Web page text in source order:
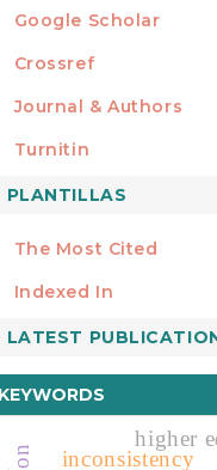
Google Scholar
MIEMBRO DE
Crossref
Journal & Authors
Turnitin
FORMATOS
PLANTILLAS
Manuscript
ESTADÍSTICOS
The Most Cited
Indexed In
LATEST
KEYWORDS
inconsistency
higher